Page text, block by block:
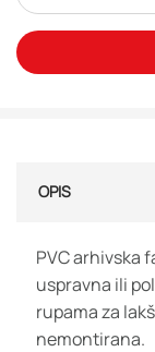
OPIS
PVC arhivska
uspravna ili
rupama za
nemontirana.